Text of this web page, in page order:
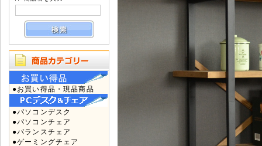
●お買い得品・現品商品
●パソコンデスク
●パソコンチェア
●バランスチェア
●ゲーミングチェア